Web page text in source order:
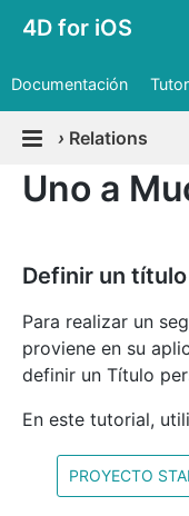
4D for iOS
Documentación
› Relations
Uno a
Definir un
Para realizar un
proviene en su
definir un Título
En este tutorial,
PROYECTO